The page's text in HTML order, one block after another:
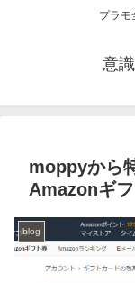
プラモ
意
moppyから
Amazonギ
blog